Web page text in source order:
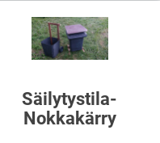
Säilytystila-
Nokkakärry